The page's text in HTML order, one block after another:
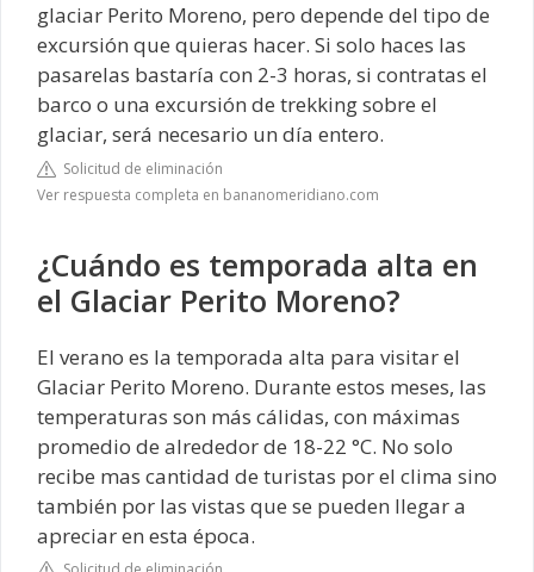
glaciar Perito Moreno, pero depende del tipo de
excursión que quieras hacer. Si solo haces las
pasarelas bastaría con 2-3 horas, si contratas el
barco o una excursión de trekking sobre el
glaciar, será necesario un día entero.
Solicitud de eliminación
Ver respuesta completa en bananomeridiano.com
¿Cuándo es temporada alta en
el Glaciar Perito Moreno?
El verano es la temporada alta para visitar el
Glaciar Perito Moreno. Durante estos meses, las
temperaturas son más cálidas, con máximas
promedio de alrededor de 18-22 °C. No solo
recibe mas cantidad de turistas por el clima sino
también por las vistas que se pueden llegar a
apreciar en esta época.